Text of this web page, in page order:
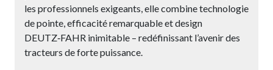
les professionnels exigeants, elle combine technologie
de pointe, efficacité remarquable et design
DEUTZ‑FAHR inimitable – redéfinissant l’avenir des
tracteurs de forte puissance.